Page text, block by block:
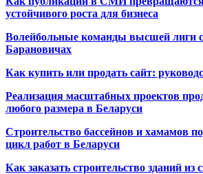
устойчивого роста для бизнеса
Волейбольные команды высшей лиги
Барановичах
Как купить или продать сайт:
Реализация масштабных проектов
любого размера в Беларуси
Строительство бассейнов и хамамов
цикл работ в Беларуси
Как заказать строительство зданий из